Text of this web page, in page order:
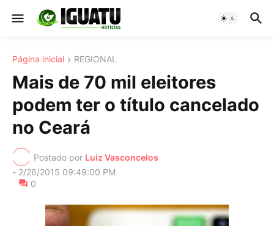
Página inicial REGIONAL
Mais de 70 mil eleitores
podem ter o título cancelado
no Ceará
Postado por Luiz Vasconcelos
- 2/26/2015 09:49:00 PM
0